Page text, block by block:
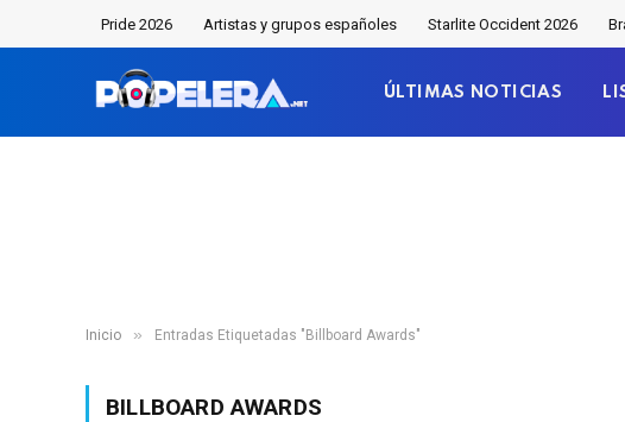
Pride 2026 Artistas y grupos españoles Starlite Occident 2026
ÚLTIMAS NOTICIAS
Inicio » Entradas Etiquetadas "Billboard Awards"
BILLBOARD AWARDS